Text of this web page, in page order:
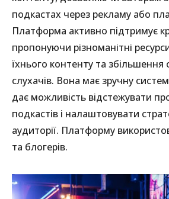
подкастах через рекламу або
Платформа активно підтримує
пропонуючи різноманітні
їхнього контенту та
слухачів. Вона має зручну
дає можливість відстежувати
подкастів і налаштовувати
аудиторії. Платформу
та блогерів.